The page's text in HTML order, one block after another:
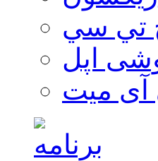
تي سي
اپل
میت